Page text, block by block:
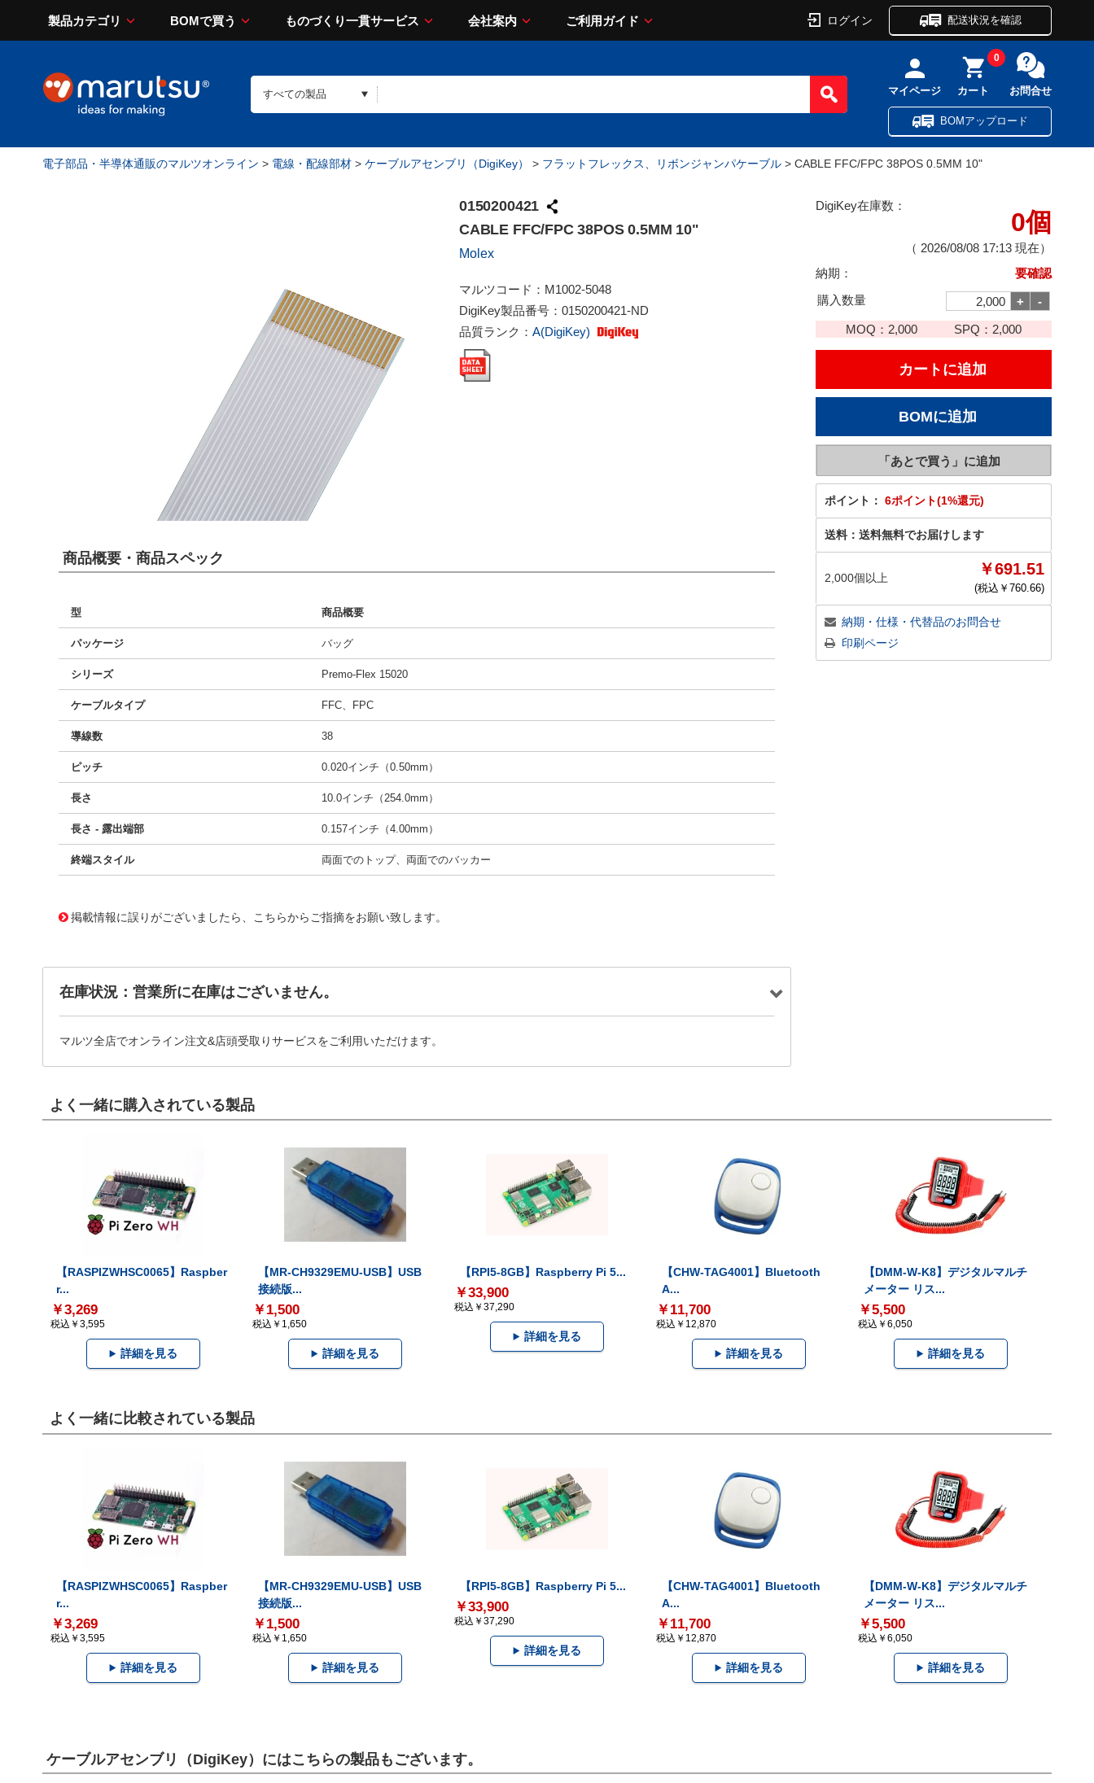
製品カテゴリ BOMで買う ものづくり一貫サービス 会社案内 ご利用ガイド ログイン 配送状況を確認
マイページ カート
0
お問合せ
BOMアップロード
電子部品・半導体通販のマルツオンライン > 電線・配線部材 > ケーブルアセンブリ（DigiKey） > フラットフレックス、リボンジャンパケーブル > CABLE FFC/FPC 38POS 0.5MM 10"
0150200421
CABLE FFC/FPC 38POS 0.5MM 10"
Molex
マルツコード： M1002-5048
DigiKey製品番号： 0150200421-ND
品質ランク： A(DigiKey)
DigiKey在庫数：
0個
（ 2026/08/08 17:13 現在）
納期：
要確認
購入数量
MOQ： 2,000 SPQ： 2,000
ポイント： 6ポイント(1%還元)
送料： 送料無料でお届けします
2,000個以上 ￥691.51
(税込￥ 760.66)
納期・仕様・代替品のお問合せ
印刷ページ
商品概要・商品スペック
型 商品概要
パッケージ バッグ
シリーズ Premo-Flex 15020
ケーブルタイプ FFC、FPC
導線数 38
ピッチ 0.020インチ（0.50mm）
長さ 10.0インチ（254.0mm）
長さ - 露出端部 0.157インチ（4.00mm）
終端スタイル 両面でのトップ、両面でのバッカー
掲載情報に誤りがございましたら、こちらからご指摘をお願い致します。
在庫状況：営業所に在庫はございません。
マルツ全店でオンライン注文&店頭受取りサービスをご利用いただけます。
よく一緒に購入されている製品
【RASPIZWHSC0065】Raspber
r...
￥3,269
税込￥3,595
詳細を見る
【MR-CH9329EMU-USB】USB
接続版...
￥1,500
税込￥1,650
詳細を見る
【RPI5-8GB】Raspberry Pi 5...
￥33,900
税込￥37,290
詳細を見る
【CHW-TAG4001】Bluetooth
A...
￥11,700
税込￥12,870
詳細を見る
【DMM-W-K8】デジタルマルチ
メーター リス...
￥5,500
税込￥6,050
詳細を見る
よく一緒に比較されている製品
【RASPIZWHSC0065】Raspber
r...
￥3,269
税込￥3,595
詳細を見る
【MR-CH9329EMU-USB】USB
接続版...
￥1,500
税込￥1,650
詳細を見る
【RPI5-8GB】Raspberry Pi 5...
￥33,900
税込￥37,290
詳細を見る
【CHW-TAG4001】Bluetooth
A...
￥11,700
税込￥12,870
詳細を見る
【DMM-W-K8】デジタルマルチ
メーター リス...
￥5,500
税込￥6,050
詳細を見る
ケーブルアセンブリ（DigiKey）にはこちらの製品もございます。